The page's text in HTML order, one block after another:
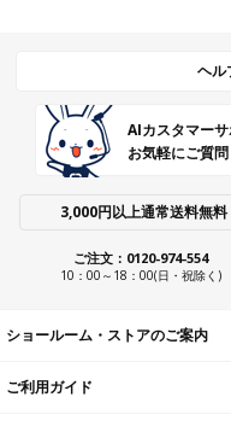
ヘル
AIカスタマーサ
お気軽にご質問
3,000円以上通常送料無料
ご注文：0120-974-554
10：00～18：00(日・祝除く)
ショールーム・ストアのご案内
ご利用ガイド